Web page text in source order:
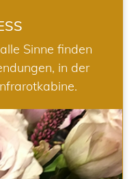
Sinne finden
in der